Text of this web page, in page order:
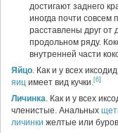
достигают заднего
иногда почти
расставлены друг от
продольном ряду.
внутренней части
Яйцо. Как и у всех
яиц имеет вид кучки.[6]
Личинка. Как и у всех
членистые. Анальных
личинки желтые или